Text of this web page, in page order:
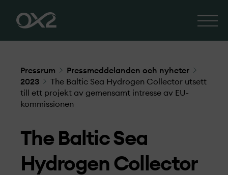
Pressrum
Pressmeddelanden och nyheter
2023
The Baltic Sea Hydrogen Collector utsett
till ett projekt­ av gemensamt intresse av EU-
kommissionen
The Baltic Sea
Hydrogen Collector